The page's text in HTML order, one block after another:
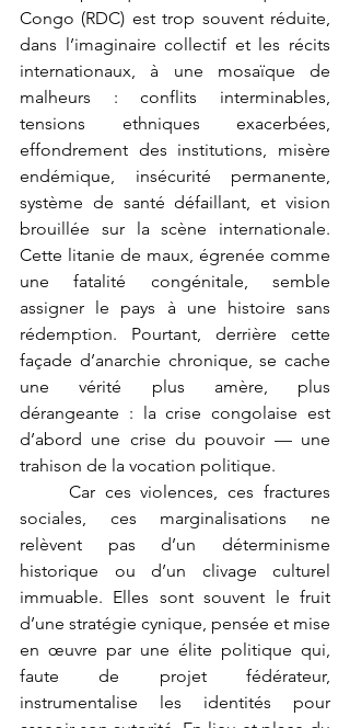
Congo (RDC) est trop souvent réduite,
dans l’imaginaire collectif et les récits
internationaux, à une mosaïque de
malheurs : conflits interminables,
tensions ethniques exacerbées,
effondrement des institutions, misère
endémique, insécurité permanente,
système de santé défaillant, et vision
brouillée sur la scène internationale.
Cette litanie de maux, égrenée comme
une fatalité congénitale, semble
assigner le pays à une histoire sans
rédemption. Pourtant, derrière cette
façade d’anarchie chronique, se cache
une vérité plus amère, plus
dérangeante : la crise congolaise est
d’abord une crise du pouvoir — une
trahison de la vocation politique.
sociales, ces marginalisations ne
relèvent pas d’un déterminisme
historique ou d’un clivage culturel
immuable. Elles sont souvent le fruit
d’une stratégie cynique, pensée et mise
en œuvre par une élite politique qui,
faute de projet fédérateur,
instrumentalise les identités pour